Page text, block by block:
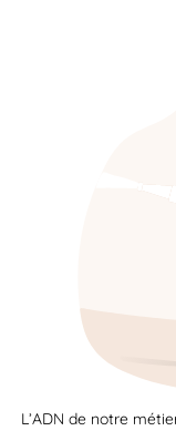
L’ADN de notre